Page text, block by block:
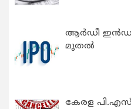
ആർഡീ
മുതൽ
കേരള